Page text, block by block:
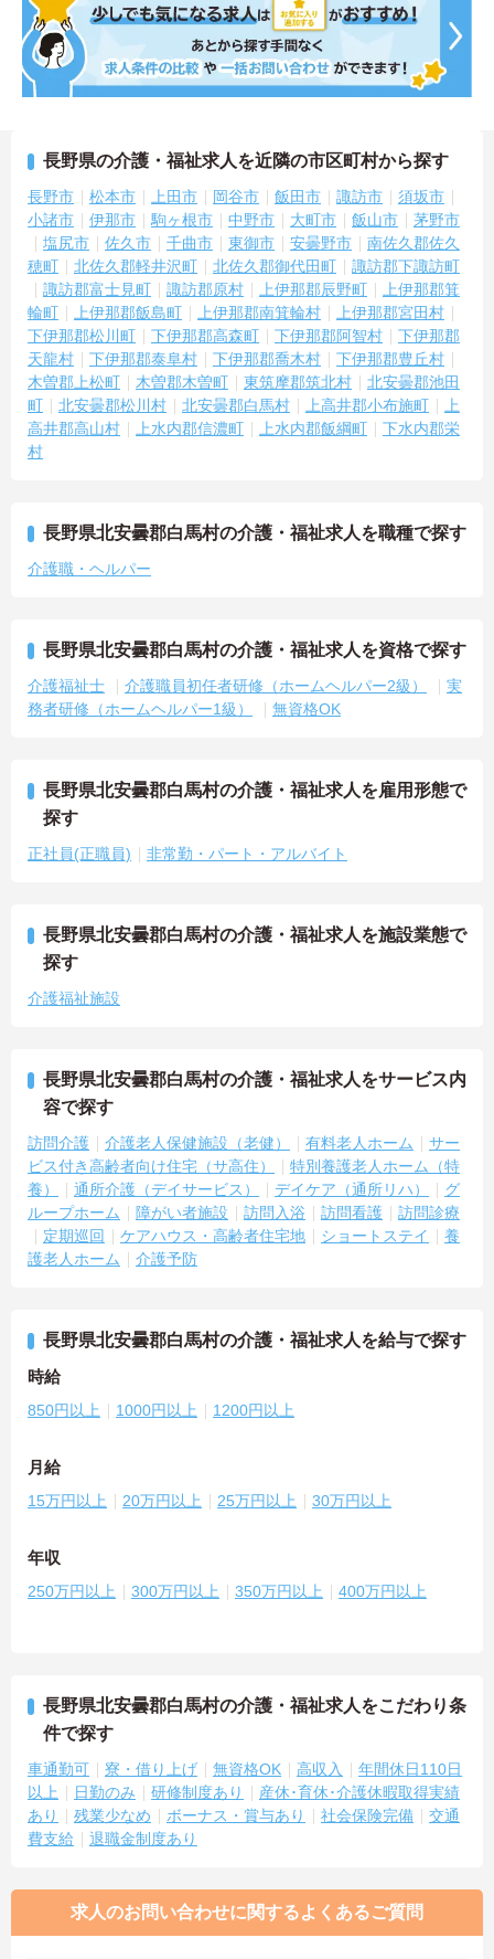
長野県の介護・福祉求人を近隣の市区町村から探す
長野市 松本市 上田市 岡谷市 飯田市 諏訪市
須坂市
小諸市
伊那市 駒ヶ根市 中野市 大町市 飯山市
茅野市
塩尻市
佐久市 千曲市 東御市 安曇野市
南佐久郡佐久
穂町
北佐久郡軽井沢町 北佐久郡御代田町
諏訪郡下諏訪町
諏訪郡富士見町
諏訪郡原村 上伊那郡辰野町
上伊那郡箕
輪町
上伊那郡飯島町 上伊那郡南箕輪村
上伊那郡宮田村
下伊那郡松川町
下伊那郡高森町 下伊那郡阿智村
下伊那郡
天龍村
下伊那郡泰阜村 下伊那郡喬木村
下伊那郡豊丘村
木曽郡上松町
木曽郡木曽町 東筑摩郡筑北村
北安曇郡池田
町
北安曇郡松川村 北安曇郡白馬村 上高井郡小布施町
上
高井郡高山村
上水内郡信濃町 上水内郡飯綱町
下水内郡栄
村
長野県北安曇郡白馬村の介護・福祉求人を職種で探す
介護職・ヘルパー
長野県北安曇郡白馬村の介護・福祉求人を資格で探す
介護福祉士 介護職員初任者研修（ホームヘルパー2級）
実
務者研修（ホームヘルパー1級）
無資格OK
長野県北安曇郡白馬村の介護・福祉求人を雇用形態で
探す
正社員(正職員) 非常勤・パート・アルバイト
長野県北安曇郡白馬村の介護・福祉求人を施設業態で
探す
介護福祉施設
長野県北安曇郡白馬村の介護・福祉求人をサービス内
容で探す
訪問介護 介護老人保健施設（老健） 有料老人ホーム
サー
ビス付き高齢者向け住宅（サ高住）
特別養護老人ホーム（特
養）
通所介護（デイサービス） デイケア（通所リハ）
グ
ループホーム
障がい者施設 訪問入浴 訪問看護
訪問診療
定期巡回
ケアハウス・高齢者住宅地 ショートステイ
養
護老人ホーム
介護予防
長野県北安曇郡白馬村の介護・福祉求人を給与で探す
時給
850円以上 1000円以上 1200円以上
月給
15万円以上 20万円以上 25万円以上 30万円以上
年収
250万円以上 300万円以上 350万円以上 400万円以上
長野県北安曇郡白馬村の介護・福祉求人をこだわり条
件で探す
車通勤可 寮・借り上げ 無資格OK 高収入
年間休日110日
以上
日勤のみ 研修制度あり
産休･育休･介護休暇取得実績
あり
残業少なめ ボーナス・賞与あり 社会保険完備
交通
費支給
退職金制度あり
求人のお問い合わせに関するよくあるご質問